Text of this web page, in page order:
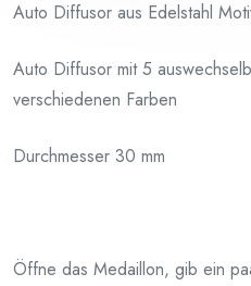
Auto Diffusor aus Edelstahl
Auto Diffusor mit 5
verschiedenen Farben
Durchmesser 30 mm
Öffne das Medaillon, gib ein